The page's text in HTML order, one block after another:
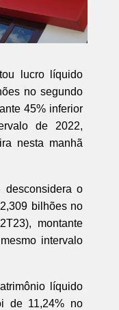
lucro líquido
no segundo
45% inferior
de 2022,
nesta manhã
desconsidera o
bilhões no
montante
intervalo
líquido
de 11,24% no